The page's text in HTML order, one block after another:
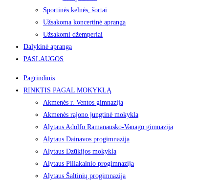
Sportinės kelnės, šortai
Užsakoma koncertinė apranga
Užsakomi džemperiai
Dalykinė apranga
PASLAUGOS
Pagrindinis
RINKTIS PAGAL MOKYKLĄ
Akmenės r. Ventos gimnazija
Akmenės rajono jungtinė mokykla
Alytaus Adolfo Ramanausko-Vanago gimnazija
Alytaus Dainavos progimnazija
Alytaus Dzūkijos mokykla
Alytaus Piliakalnio progimnazija
Alytaus Šaltinių progimnazija